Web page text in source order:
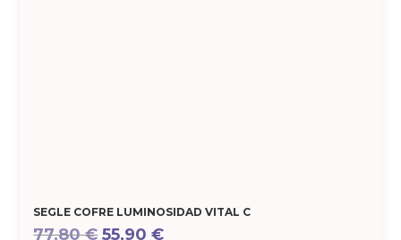
SEGLE COFRE LUMINOSIDAD VITAL C
77,80€ El
55,90€El